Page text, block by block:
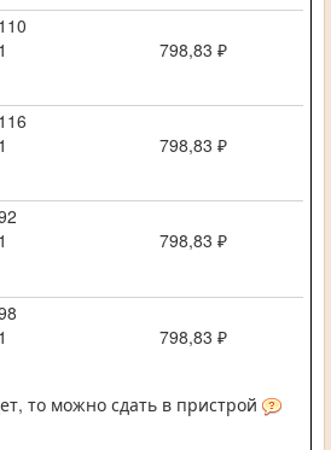
110
1
798,83 ₽
116
1
798,83 ₽
1
798,83 ₽
1
798,83 ₽
то можно сдать в пристрой